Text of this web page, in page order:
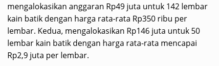
mengalokasikan anggaran Rp49 juta untuk 142 lembar
kain batik dengan harga rata-rata Rp350 ribu per
lembar. Kedua, mengalokasikan Rp146 juta untuk 50
lembar kain batik dengan harga rata-rata mencapai
Rp2,9 juta per lembar.